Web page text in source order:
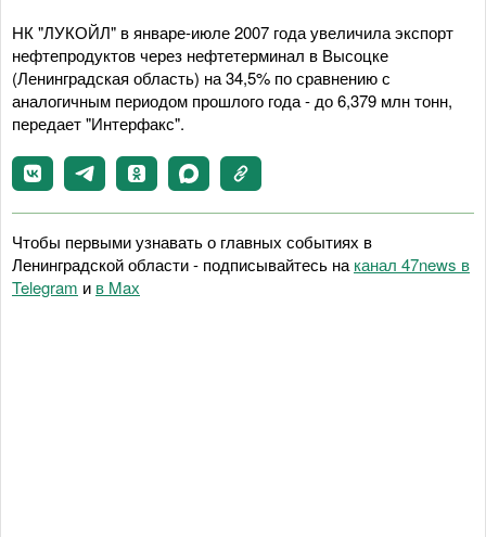
HК "ЛУКОЙЛ" в январе-июле 2007 года увеличила экспорт
нефтепродуктов через нефтетерминал в Высоцке
(Ленинградская область) на 34,5% по сравнению с
аналогичным периодом прошлого года - до 6,379 млн тонн,
передает "Интерфакс".
Чтобы первыми узнавать о главных событиях в
Ленинградской области - подписывайтесь на канал 47news в
Telegram и в Maх